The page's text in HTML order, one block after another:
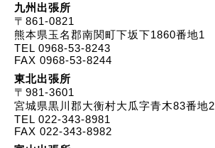
九州出張所
〒861-0821
熊本県玉名郡南関町下坂下1860番地1
TEL 0968-53-8243
FAX 0968-53-8244
東北出張所
〒981-3601
宮城県黒川郡大衡村大瓜字青木83番地2
TEL 022-343-8981
FAX 022-343-8982